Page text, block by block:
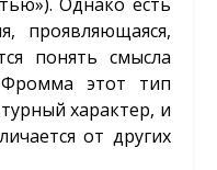
проявляющаяся,
понять смысла
этот тип
характер, и
от других